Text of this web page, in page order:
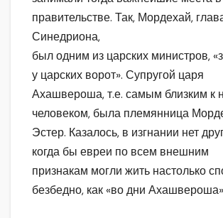
правительстве. Так, Мордехай,
Синедриона,
был одним из царских министров,
у царских ворот». Супругой царя
Ахашвероша, т.е. самым близким к
человеком, была племянница
Эстер. Казалось, в изгнании нет
когда бы евреи по всем внешним
признакам могли жить настолько
безбедно, как «во дни